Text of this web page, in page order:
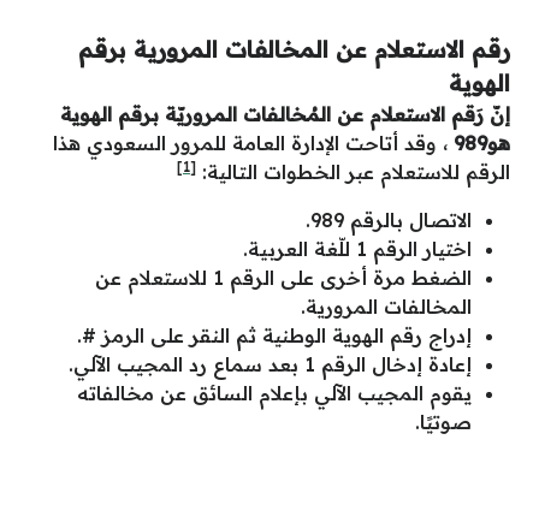
رقم الاستعلام عن المخالفات المرورية برقم
الهوية
إنّ رَقم الاستعلام عن المُخالفات المروريّة برقم الهوية
هو989
، وقد أتاحت الإدارة العامة للمرور السعودي هذا
الرقم للاستعلام عبر الخطوات التالية: [1]
الاتصال بالرقم 989.
اختيار الرقم 1 للّغة العربية.
الضغط مرة أخرى على الرقم 1 للاستعلام عن
المخالفات المرورية.
إدراج رقم الهوية الوطنية ثم النقر على الرمز #.
إعادة إدخال الرقم 1 بعد سماع رد المجيب الآلي.
يقوم المجيب الآلي بإعلام السائق عن مخالفاته
صوتيًا.